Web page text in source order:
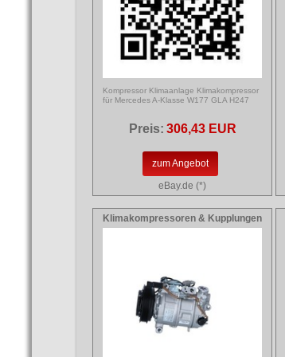
Kompressor Klimaanlage Klimakompressor
für Mercedes A-Klasse W177 GLA H247
Preis: 306,43 EUR
zum Angebot
eBay.de (*)
Klimakompressoren & Kupplungen